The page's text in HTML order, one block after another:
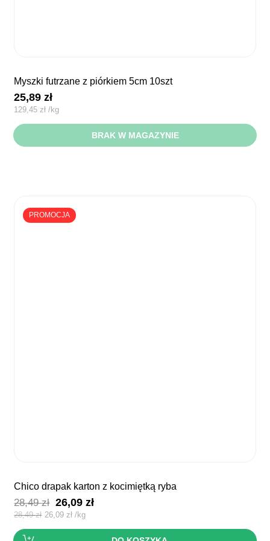
myszki futrzane z piórkiem 5cm 10szt
25,89zł
129,45zł /kg
BRAK W MAGAZYNIE
PROMOCJA
chico drapak karton z kocimiętką ryba
28,49zł Pierwotna
cena
wynosiła:
26,09złAktualna
wynosi:
28,49zł 26,09 zł /kg